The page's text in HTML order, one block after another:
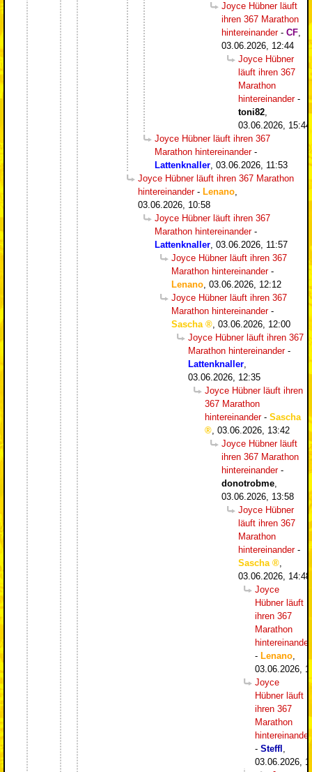
Joyce Hübner läuft
ihren 367 Marathon
hintereinander- CF
03.06.2026, 12:44
Joyce Hübner
läuft ihren 367
Marathon
hintereinander-
toni82
03.06.2026, 15:44
Joyce Hübner läuft ihren 367
Marathon hintereinander-
Lattenknaller 03.06.2026, 11:53
Joyce Hübner läuft ihren 367 Marathon
hintereinander- Lenano
03.06.2026, 10:58
Joyce Hübner läuft ihren 367
Marathon hintereinander-
Lattenknaller 03.06.2026, 11:57
Joyce Hübner läuft ihren 367
Marathon hintereinander-
Lenano 03.06.2026, 12:12
Joyce Hübner läuft ihren 367
Marathon hintereinander-
Sascha
03.06.2026, 12:00
Joyce Hübner läuft ihren 367
Marathon hintereinander-
Lattenknaller
03.06.2026, 12:35
Joyce Hübner läuft ihren
367 Marathon
hintereinander- Sascha
03.06.2026, 13:42
Joyce Hübner läuft
ihren 367 Marathon
hintereinander-
donotrobme
03.06.2026, 13:58
Joyce Hübner
läuft ihren 367
Marathon
hintereinander-
Sascha
03.06.2026, 14:48
Joyce
Hübner läuft
ihren 367
Marathon
hintereinander
- Lenano
03.06.2026,
Joyce
Hübner läuft
ihren 367
Marathon
hintereinander
- Steffl
03.06.2026,